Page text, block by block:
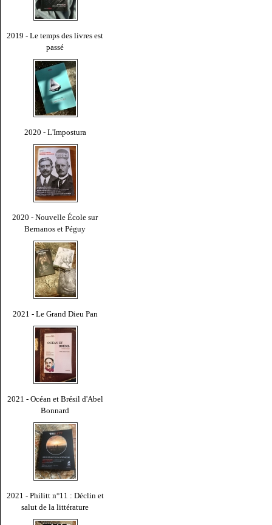
2019 - Le temps des livres est
passé
2020 - L'Impostura
2020 - Nouvelle École sur
Bernanos et Péguy
2021 - Le Grand Dieu Pan
2021 - Océan et Brésil d'Abel
Bonnard
2021 - Philitt n°11 : Déclin et
salut de la littérature